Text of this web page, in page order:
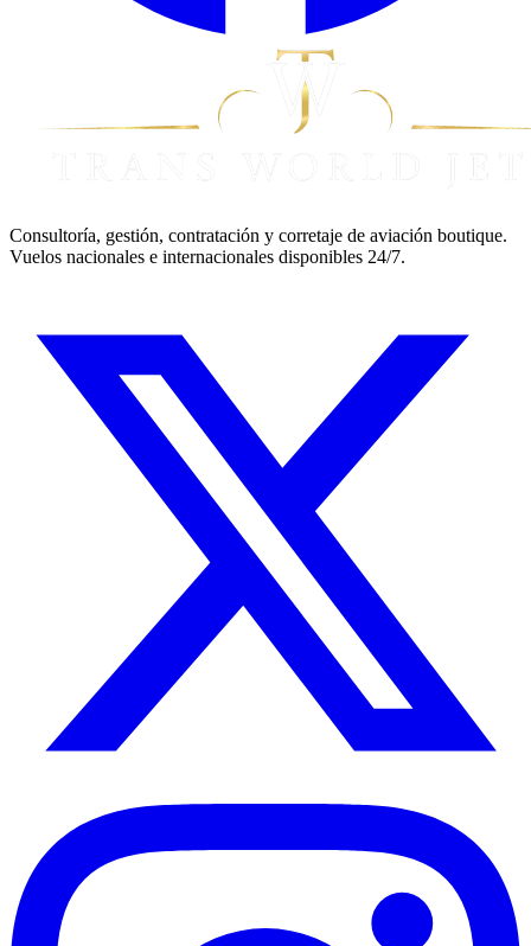
Consultoría, gestión, contratación y corretaje de aviación boutique.
Vuelos nacionales e internacionales disponibles 24/7.